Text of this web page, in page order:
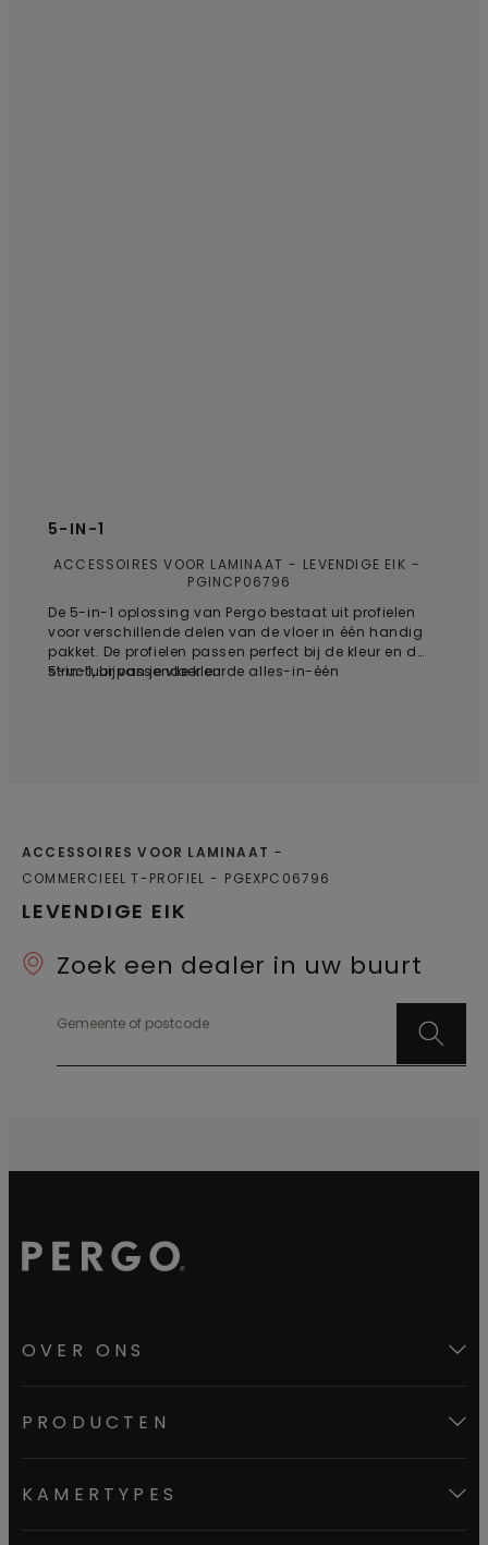
5-IN-1
ACCESSOIRES VOOR LAMINAAT
LEVENDIGE EIK
PGINCP06796
De 5-in-1 oplossing van Pergo bestaat uit profielen
voor verschillende delen van de vloer in één handig
pakket. De profielen passen perfect bij de kleur en de
structuur van je vloer en de alles-in-één
een vlakke afwerking van traptreden / voor een
boven aan de trap of voor afstapje in een kamer.
Bestel voor toepassingen op trappen of opstapjes
5-in-1, bijpassende kleur
LEVENDIGE EIK
ACCESSOIRES VOOR LAMINAAT
COMMERCIEEL T-PROFIEL
PGEXPC06796
Zoek een dealer in uw buurt
Gemeente of postcode
OVER ONS
PRODUCTEN
KAMERTYPES